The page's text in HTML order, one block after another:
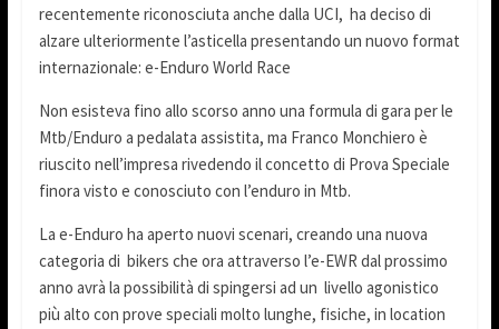
recentemente riconosciuta anche dalla UCI, ha deciso di
alzare ulteriormente l’asticella presentando un nuovo format
internazionale: e-Enduro World Race
Non esisteva fino allo scorso anno una formula di gara per le
Mtb/Enduro a pedalata assistita, ma Franco Monchiero è
riuscito nell’impresa rivedendo il concetto di Prova Speciale
finora visto e conosciuto con l’enduro in Mtb.
La e-Enduro ha aperto nuovi scenari, creando una nuova
categoria di bikers che ora attraverso l’e-EWR dal prossimo
anno avrà la possibilità di spingersi ad un livello agonistico
più alto con prove speciali molto lunghe, fisiche, in location